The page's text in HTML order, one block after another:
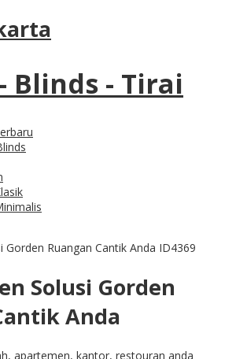
Blinds - Tirai
Solusi Gorden
Anda
apartemen, kantor, restouran anda